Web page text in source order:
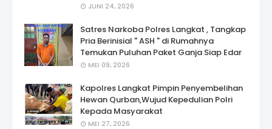
JUNI 24, 2026
Satres Narkoba Polres Langkat , Tangkap
Pria Berinisial " ASH " di Rumahnya
Temukan Puluhan Paket Ganja Siap Edar
MEI 09, 2026
Kapolres Langkat Pimpin Penyembelihan
Hewan Qurban,Wujud Kepedulian Polri
Kepada Masyarakat
MEI 27, 2026